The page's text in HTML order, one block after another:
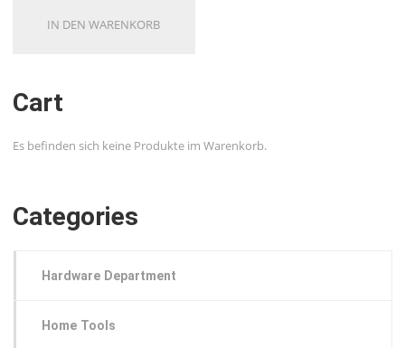
IN DEN WARENKORB
Cart
Es befinden sich keine Produkte im Warenkorb.
Categories
Hardware Department
Home Tools